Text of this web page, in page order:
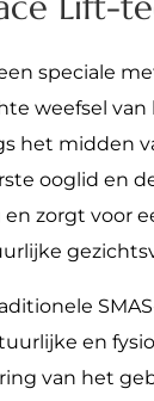
speciale
weefsel van
het midden
ooglid en
zorgt voor
en
van het